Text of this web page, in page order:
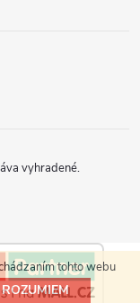
tohto webu
ROZUMIEM
vyhradené.